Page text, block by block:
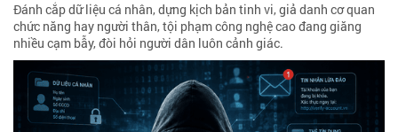
Đánh cắp dữ liệu cá nhân, dựng kịch bản tinh vi, giả danh cơ quan
chức năng hay người thân, tội phạm công nghệ cao đang giăng
nhiều cạm bẫy, đòi hỏi người dân luôn cảnh giác.